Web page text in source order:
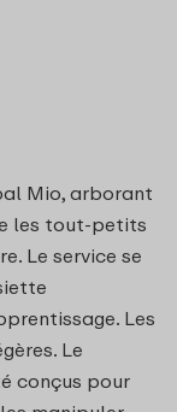
Mio, arborant
les tout-petits
Le service se
Les
Le
conçus pour